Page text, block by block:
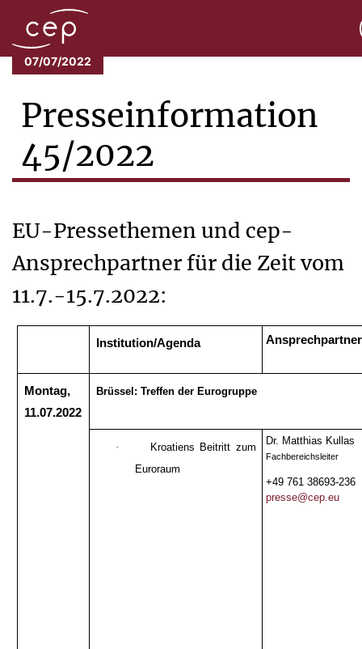
07/07/2022
Presseinformation
45/2022
EU-Pressethemen und cep-
Ansprechpartner für die Zeit vom
11.7.-15.7.2022:
Institution/Agenda Ansprechpartner
Montag,
11.07.2022
Brüssel: Treffen der Eurogruppe
·
Kroatiens Beitritt zum
Euroraum
Dr. Matthias Kullas
Fachbereichsleiter
+49 761 38693-236
presse@cep.eu